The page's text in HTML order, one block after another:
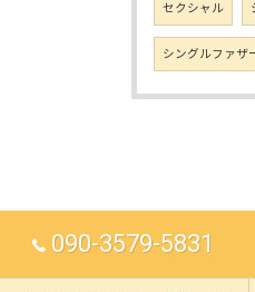
セクシャル
シングルファザ
090-3579-5831